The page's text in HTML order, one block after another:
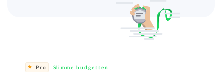
Pro Slimme budgetten